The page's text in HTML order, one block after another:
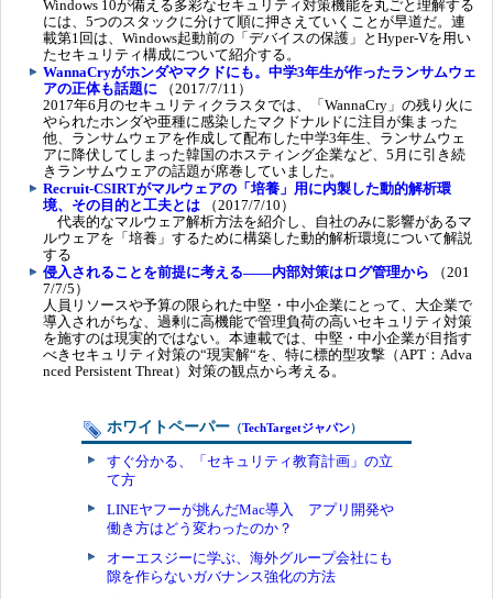
Windows 10が備える多彩なセキュリティ対策機能を丸ごと理解する
には、5つのスタックに分けて順に押さえていくことが早道だ。連
載第1回は、Windows起動前の「デバイスの保護」とHyper-Vを用い
たセキュリティ構成について紹介する。
WannaCryがホンダやマクドにも。中学3年生が作ったランサムウェ
アの正体も話題に （2017/7/11）
2017年6月のセキュリティクラスタでは、「WannaCry」の残り火に
やられたホンダや亜種に感染したマクドナルドに注目が集まった
他、ランサムウェアを作成して配布した中学3年生、ランサムウェ
アに降伏してしまった韓国のホスティング企業など、5月に引き続
きランサムウェアの話題が席巻していました。
Recruit-CSIRTがマルウェアの「培養」用に内製した動的解析環
境、その目的と工夫とは （2017/7/10）
代表的なマルウェア解析方法を紹介し、自社のみに影響があるマ
ルウェアを「培養」するために構築した動的解析環境について解説
する
侵入されることを前提に考える――内部対策はログ管理から （201
7/7/5）
人員リソースや予算の限られた中堅・中小企業にとって、大企業で
導入されがちな、過剰に高機能で管理負荷の高いセキュリティ対策
を施すのは現実的ではない。本連載では、中堅・中小企業が目指す
べきセキュリティ対策の“現実解“を、特に標的型攻撃（APT：Adva
nced Persistent Threat）対策の観点から考える。
ホワイトペーパー （TechTargetジャパン）
すぐ分かる、「セキュリティ教育計画」の立
て方
LINEヤフーが挑んだMac導入 アプリ開発や
働き方はどう変わったのか？
オーエスジーに学ぶ、海外グループ会社にも
隙を作らないガバナンス強化の方法